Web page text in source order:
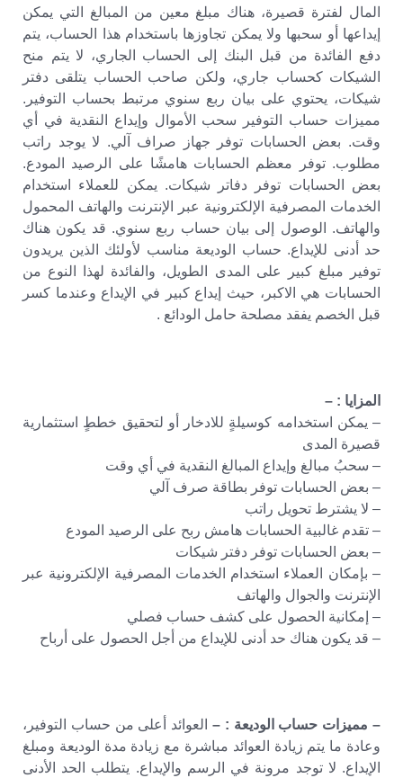
المال لفترة قصيرة، هناك مبلغ معين من المبالغ التي يمكن
إيداعها أو سحبها ولا يمكن تجاوزها باستخدام هذا الحساب، يتم
دفع الفائدة من قبل البنك إلى الحساب الجاري، لا يتم منح
الشيكات كحساب جاري، ولكن صاحب الحساب يتلقى دفتر
شيكات، يحتوي على بيان ربع سنوي مرتبط بحساب التوفير.
مميزات حساب التوفير سحب الأموال وإيداع النقدية في أي
وقت. بعض الحسابات توفر جهاز صراف آلي. لا يوجد راتب
مطلوب. توفر معظم الحسابات هامشًا على الرصيد المودع.
بعض الحسابات توفر دفاتر شيكات. يمكن للعملاء استخدام
الخدمات المصرفية الإلكترونية عبر الإنترنت والهاتف المحمول
والهاتف. الوصول إلى بيان حساب ربع سنوي. قد يكون هناك
حد أدنى للإيداع. حساب الوديعة مناسب لأولئك الذين يريدون
توفير مبلغ كبير على المدى الطويل، والفائدة لهذا النوع من
الحسابات هي الاكبر، حيث إيداع كبير في الإيداع وعندما كسر
قبل الخصم يفقد مصلحة حامل الودائع .
المزايا : –
– يمكن استخدامه كوسيلةٍ للادخار أو لتحقيق خططٍ استثمارية
قصيرة المدى
– سحبُ مبالغ وإيداع المبالغ النقدية في أي وقت
– بعض الحسابات توفر بطاقة صرف آلي
– لا يشترط تحويل راتب
– تقدم غالبية الحسابات هامش ربح على الرصيد المودع
– بعض الحسابات توفر دفتر شيكات
– بإمكان العملاء استخدام الخدمات المصرفية الإلكترونية عبر
الإنترنت والجوال والهاتف
– إمكانية الحصول على كشف حساب فصلي
– قد يكون هناك حد أدنى للإيداع من أجل الحصول على أرباح
– مميزات حساب الوديعة : – العوائد أعلى من حساب التوفير،
وعادة ما يتم زيادة العوائد مباشرة مع زيادة مدة الوديعة ومبلغ
الإيداع. لا توجد مرونة في الرسم والإيداع. يتطلب الحد الأدنى